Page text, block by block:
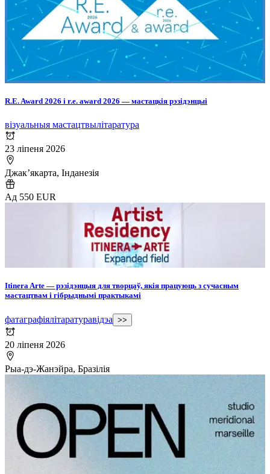
R.E. Award 2026 і r.e. award 2026 — мастацкія рэзідэнцыі
візуальныя мастацтвылітаратура
23 ліпеня 2026
Джак’якарта, Інданезія
Ад 550 EUR
Itinera Arte — рэзідэнцыя для творцаў, якія працуюць з сучасным
мастацтвам і гібрыднымі практыкамі
фатаграфіялітаратуравідэа >>
20 ліпеня 2026
Рыа-дэ-Жанэйра, Бразілія